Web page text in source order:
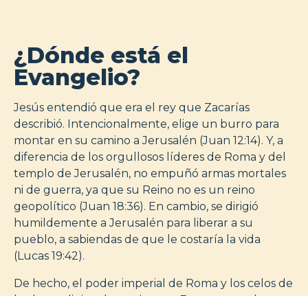
¿Dónde está el
Evangelio?
Jesús entendió que era el rey que Zacarías
describió. Intencionalmente, elige un burro para
montar en su camino a Jerusalén (Juan 12:14). Y, a
diferencia de los orgullosos líderes de Roma y del
templo de Jerusalén, no empuñó armas mortales
ni de guerra, ya que su Reino no es un reino
geopolítico (Juan 18:36). En cambio, se dirigió
humildemente a Jerusalén para liberar a su
pueblo, a sabiendas de que le costaría la vida
(Lucas 19:42).
De hecho, el poder imperial de Roma y los celos de